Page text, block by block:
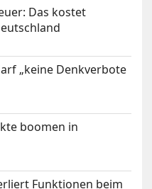
Das kostet
„keine Denkverbote
boomen in
Funktionen beim